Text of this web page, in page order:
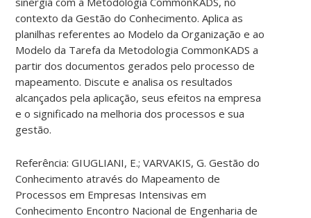
contexto da Gestão do Conhecimento. Aplica as
planilhas referentes ao Modelo da Organização e ao
Modelo da Tarefa da Metodologia CommonKADS a
partir dos documentos gerados pelo processo de
mapeamento. Discute e analisa os resultados
alcançados pela aplicação, seus efeitos na empresa
e o significado na melhoria dos processos e sua
gestão.
Referência: GIUGLIANI, E.; VARVAKIS, G. Gestão do
Conhecimento através do Mapeamento de
Processos em Empresas Intensivas em
Conhecimento Encontro Nacional de Engenharia de